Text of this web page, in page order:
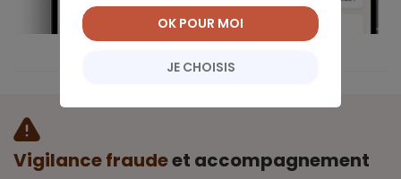
Vigilance fraudeet accompagnement
JE CHOISIS
OK POUR MOI